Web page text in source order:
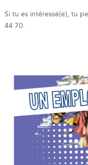
Si tu es intéressé(e), tu
44 70.